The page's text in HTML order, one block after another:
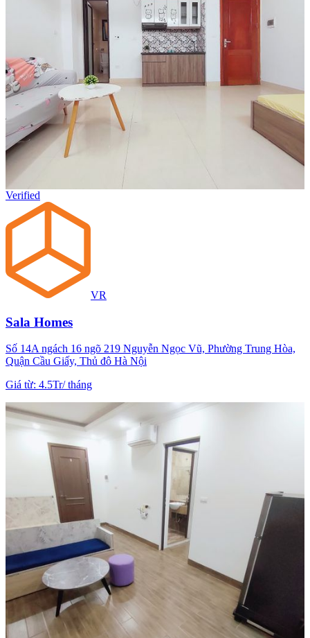
Verified
VR
Sala Homes
Số 14A ngách 16 ngõ 219 Nguyễn Ngọc Vũ, Phường Trung Hòa,
Quận Cầu Giấy, Thủ đô Hà Nội
Giá từ: 4.5Tr/tháng